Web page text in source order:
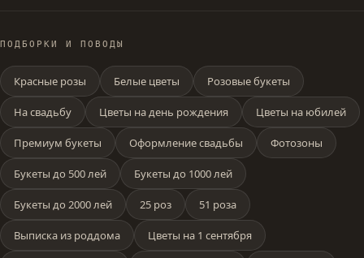
ПОДБОРКИ И ПОВОДЫ
Красные розы Белые цветы Розовые букеты
На свадьбу Цветы на день рождения Цветы на юбилей
Премиум букеты Оформление свадьбы Фотозоны
Букеты до 500 лей Букеты до 1000 лей
Букеты до 2000 лей 25 роз 51 роза
Выписка из роддома Цветы на 1 сентября